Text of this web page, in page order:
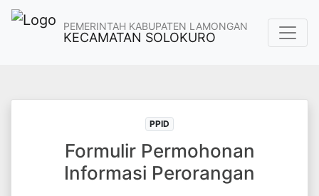
PEMERINTAH KABUPATEN LAMONGAN
KECAMATAN SOLOKURO
PPID
Formulir Permohonan
Informasi Perorangan